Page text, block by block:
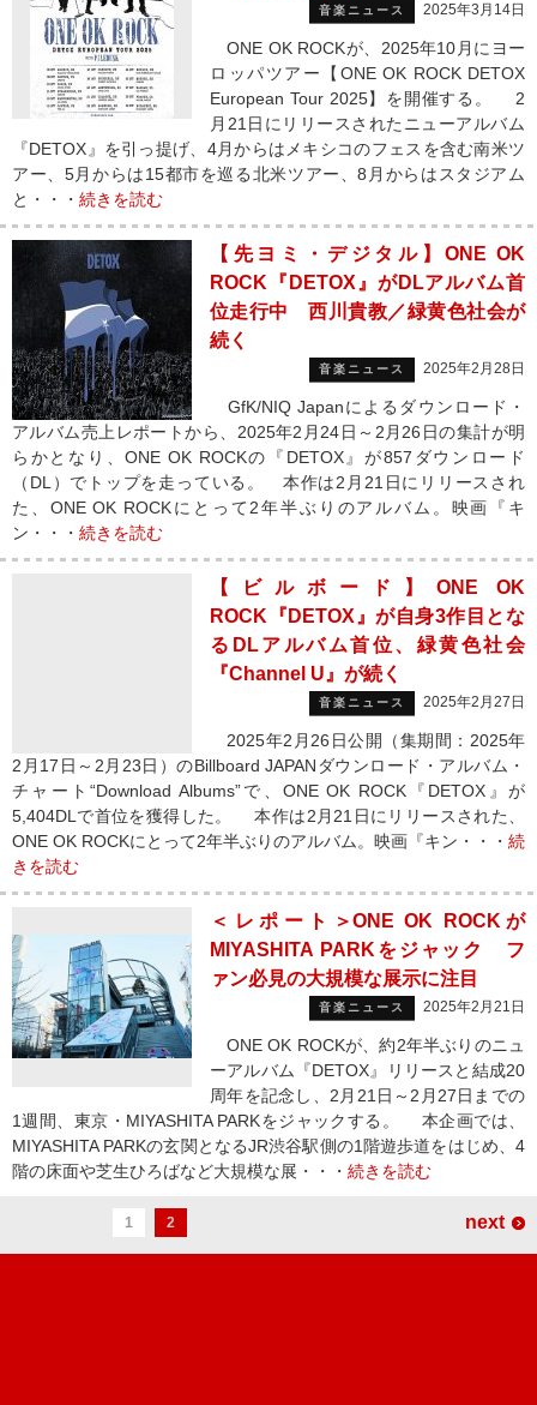
音楽ニュース 2025年3月14日
ONE OK ROCKが、2025年10月にヨー
ロッパツアー【ONE OK ROCK DETOX
European Tour 2025】を開催する。 2
月21日にリリースされたニューアルバム
『DETOX』を引っ提げ、4月からはメキシコのフェスを含む南米ツ
アー、5月からは15都市を巡る北米ツアー、8月からはスタジアム
と・・・ 続きを読む
【先ヨミ・デジタル】ONE OK
ROCK『DETOX』がDLアルバム首
位走行中 西川貴教／緑黄色社会が
続く
音楽ニュース 2025年2月28日
GfK/NIQ Japanによるダウンロード・
アルバム売上レポートから、2025年2月24日～2月26日の集計が明
らかとなり、ONE OK ROCKの『DETOX』が857ダウンロード
（DL）でトップを走っている。 本作は2月21日にリリースされ
た、ONE OK ROCKにとって2年半ぶりのアルバム。映画『キ
ン・・・ 続きを読む
【ビルボード】ONE OK
ROCK『DETOX』が自身3作目とな
るDLアルバム首位、緑黄色社会
『Channel U』が続く
音楽ニュース 2025年2月27日
2025年2月26日公開（集期間：2025年
2月17日～2月23日）のBillboard JAPANダウンロード・アルバム・
チャート“Download Albums”で、ONE OK ROCK『DETOX』が
5,404DLで首位を獲得した。 本作は2月21日にリリースされた、
ONE OK ROCKにとって2年半ぶりのアルバム。映画『キン・・・ 続
きを読む
＜レポート＞ONE OK ROCKが
MIYASHITA PARKをジャック フ
ァン必見の大規模な展示に注目
音楽ニュース 2025年2月21日
ONE OK ROCKが、約2年半ぶりのニュ
ーアルバム『DETOX』リリースと結成20
周年を記念し、2月21日～2月27日までの
1週間、東京・MIYASHITA PARKをジャックする。 本企画では、
MIYASHITA PARKの玄関となるJR渋谷駅側の1階遊歩道をはじめ、4
階の床面や芝生ひろばなど大規模な展・・・ 続きを読む
1 2 next